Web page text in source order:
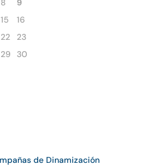
8
9
15
16
22
23
29
30
de Dinamización